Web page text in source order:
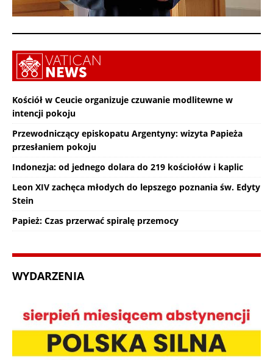
Kościół w Ceucie organizuje czuwanie modlitewne w
intencji pokoju
Przewodniczący episkopatu Argentyny: wizyta Papieża
przesłaniem pokoju
Indonezja: od jednego dolara do 219 kościołów i kaplic
Leon XIV zachęca młodych do lepszego poznania św. Edyty
Stein
Papież: Czas przerwać spiralę przemocy
WYDARZENIA